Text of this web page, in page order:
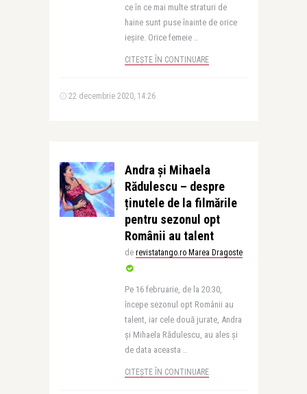
ce în ce mai multe straturi de
haine sunt puse înainte de orice
ieșire. Orice femeie ..
CITEȘTE ÎN CONTINUARE
22 decembrie 2020, 14:26
Andra și Mihaela
Rădulescu – despre
ținutele de la filmările
pentru sezonul opt
Românii au talent
de revistatango.ro Marea Dragoste
Pe 16 februarie, de la 20:30,
începe sezonul opt Românii au
talent, iar cele două jurate, Andra
și Mihaela Rădulescu, au ales și
de data aceasta ..
CITEȘTE ÎN CONTINUARE